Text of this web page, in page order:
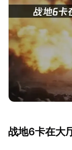
战地6卡在大